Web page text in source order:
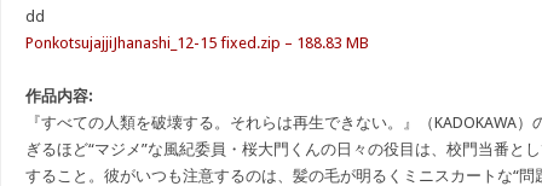
dd
PonkotsujajjiJhanashi_12-15 fixed.zip – 188.83 MB
作品内容:
『すべての人類を破壊する。それらは再生できない。』（KADOKAWA
ぎるほど“マジメ”な風紀委員・桜大門くんの日々の役目は、校門当番と
すること。彼がいつも注意するのは、髪の毛が明るくミニスカートな“問